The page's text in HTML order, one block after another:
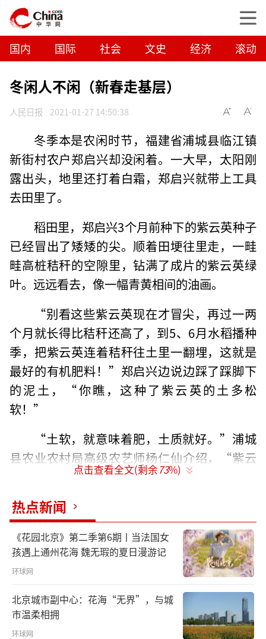
国内 国际 社会 文史 经济 滚动
冬闲人不闲（新春走基层）
人民日报 2021-01-27 14:50:38
冬季本是农闲时节，福建省浦城县临江镇
新街村农户郑启兴却没闲着。一大早，太阳刚
露出头，地里还打着白霜，郑启兴就带上工具
去田里了。
稻田里，郑启兴3个月前种下的紫云英种子
已经冒出了矮矮的尖。顺着田埂往里走，一畦
畦高桩秸秆的空隙里，钻满了成片的紫云英绿
叶。远远看去，像一幅青黄相间的油画。
“别看这些紫云英现在才冒尖，再过一两
个月就长得比秸秆还高了，到5、6月水稻播种
季，把紫云英连着秸秆往土里一翻埋，这就是
最好的有机肥料！”郑启兴边说边踩了踩脚下
的泥土，“你瞧，这种了紫云英的土多松
软！”
“土软，就意味着肥，土质就好。”浦城
县农业农村局高级农艺师杨仁仙介绍，“紫云
英自身有根瘤菌，能固定空气中的氮，一株紫
位于福建省最北部的南平市浦城县，耕地
面积53.7万亩，其中水稻种植面积超过43万
亩。然而，随着农户对化肥越来越依赖，当地
冬种紫云英养地的传统逐渐被丢弃，部分土壤
板结、发硬，酸化趋势明显，大米品质也一度
下降。
点击查看全文(剩余73%)
热点新闻
《花园北京》第二季第6期丨当法国女
孩遇上通州花海 魏无瑕的夏日漫游记
环球网
北京城市副中心：花海“无界”，与城
市温柔相拥
环球网